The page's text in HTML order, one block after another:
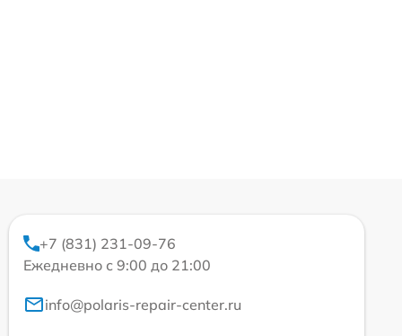
+7 (831) 231-09-76
Ежедневно с 9:00 до 21:00
info@polaris-repair-center.ru